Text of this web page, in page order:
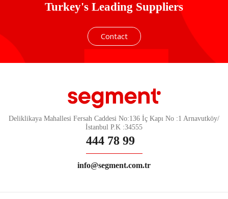
Turkey's Leading Suppliers
Contact
Deliklikaya Mahallesi Fersah Caddesi No:136 İç Kapı No :1 Arnavutköy/
İstanbul P.K :34555
444 78 99
info@segment.com.tr